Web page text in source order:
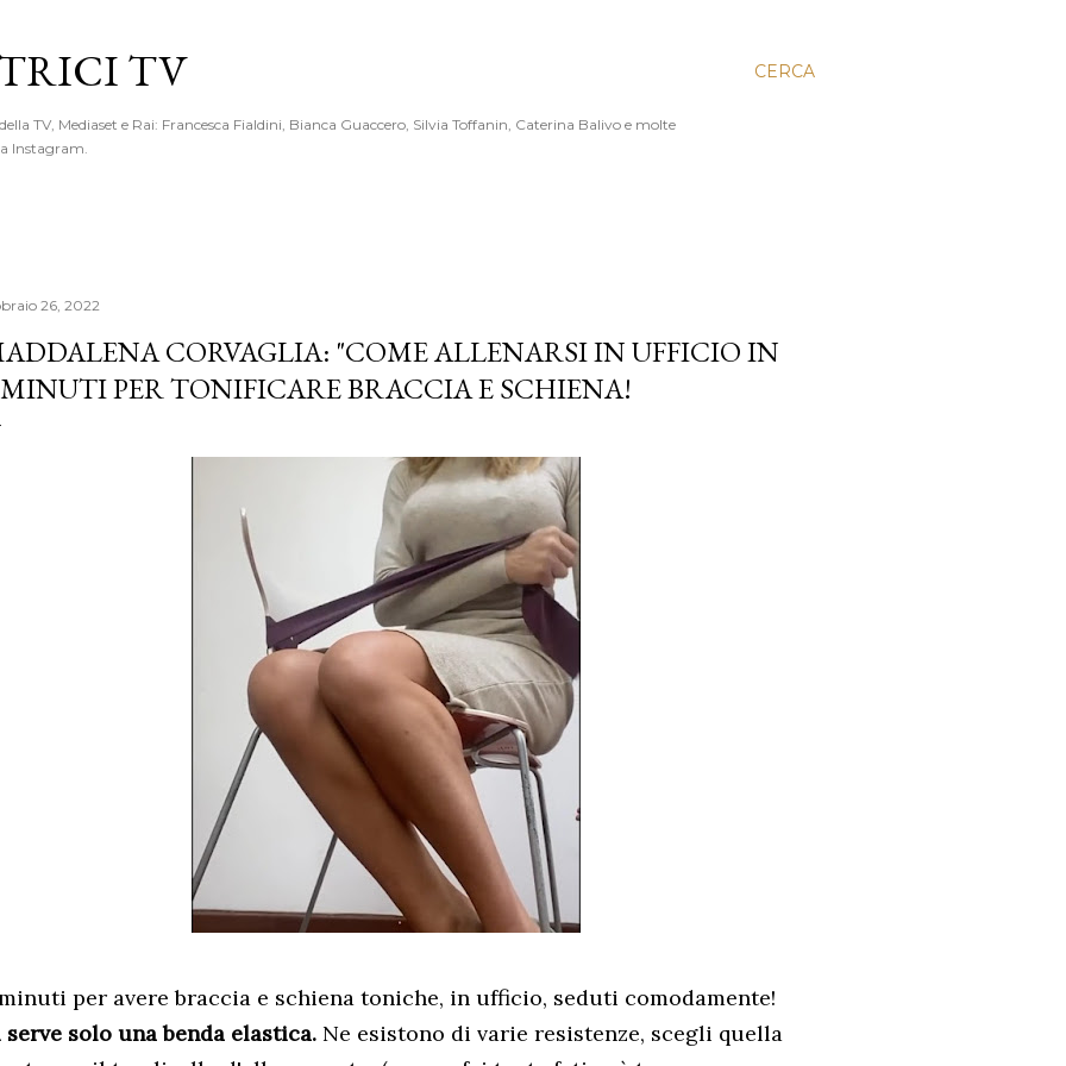
CERCA
TV
TV, Mediaset e Rai: Francesca Fialdini, Bianca Guaccero, Silvia Toffanin, Caterina Balivo e molte
Instagram.
26, 2022
CORVAGLIA: "COME ALLENARSI IN UFFICIO IN
PER TONIFICARE BRACCIA E SCHIENA!
per avere braccia e schiena toniche, in ufficio, seduti comodamente!
serve solo una benda elastica. Ne esistono di varie resistenze, scegli quella